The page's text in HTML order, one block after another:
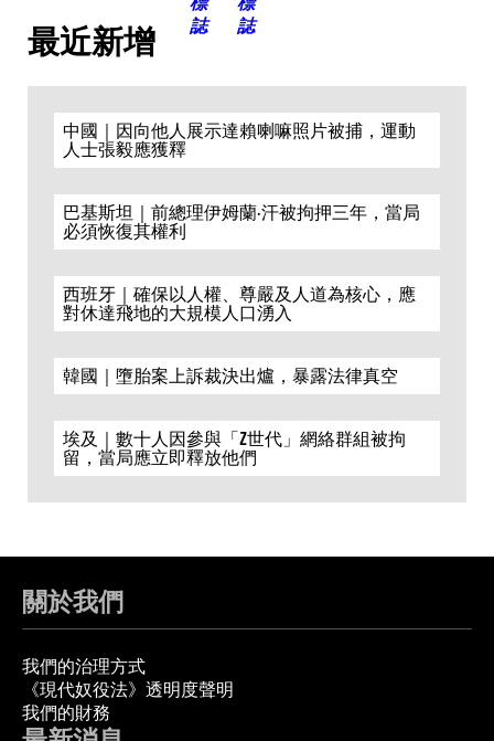
最近新增
中國｜因向他人展示達賴喇嘛照片被捕，運動
人士張毅應獲釋
巴基斯坦｜前總理伊姆蘭·汗被拘押三年，當局
必須恢復其權利
西班牙｜確保以人權、尊嚴及人道為核心，應
對休達飛地的大規模人口湧入
韓國｜墮胎案上訴裁決出爐，暴露法律真空
埃及｜數十人因參與「Z世代」網絡群組被拘
留，當局應立即釋放他們
關於我們
我們的治理方式
《現代奴役法》透明度聲明
我們的財務